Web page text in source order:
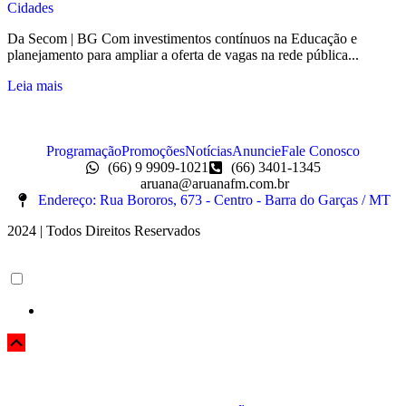
Cidades
Da Secom | BG Com investimentos contínuos na Educação e
planejamento para ampliar a oferta de vagas na rede pública...
Leia mais
ProgramaçãoPromoçõesNotíciasAnuncieFale Conosco
(66) 9 9909-1021
(66) 3401-1345
aruana@aruanafm.com.br
Endereço: Rua Bororos, 673 - Centro - Barra do Garças / MT
2024 | Todos Direitos Reservados